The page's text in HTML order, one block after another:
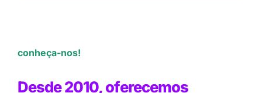
conheça-nos!
Desde 2010, oferecemos